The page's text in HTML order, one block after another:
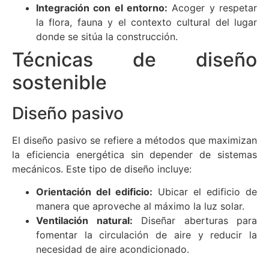
Integración con el entorno: Acoger y respetar
la flora, fauna y el contexto cultural del lugar
donde se sitúa la construcción.
Técnicas de diseño
sostenible
Diseño pasivo
El diseño pasivo se refiere a métodos que maximizan
la eficiencia energética sin depender de sistemas
mecánicos. Este tipo de diseño incluye:
Orientación del edificio: Ubicar el edificio de
manera que aproveche al máximo la luz solar.
Ventilación natural: Diseñar aberturas para
fomentar la circulación de aire y reducir la
necesidad de aire acondicionado.